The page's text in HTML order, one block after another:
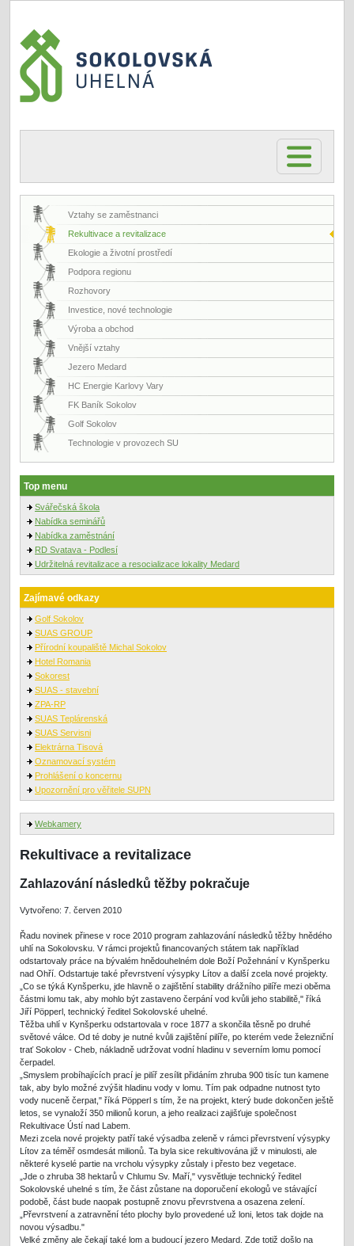
Vztahy se zaměstnanci
Rekultivace a revitalizace
Ekologie a životní prostředí
Podpora regionu
Rozhovory
Investice, nové technologie
Výroba a obchod
Vnější vztahy
Jezero Medard
HC Energie Karlovy Vary
FK Baník Sokolov
Golf Sokolov
Technologie v provozech SU
Top menu
Svářečská škola
Nabídka seminářů
Nabídka zaměstnání
RD Svatava - Podlesí
Udržitelná revitalizace a resocializace lokality Medard
Zajímavé odkazy
Golf Sokolov
SUAS GROUP
Přírodní koupaliště Michal Sokolov
Hotel Romania
Sokorest
SUAS - stavební
ZPA-RP
SUAS Teplárenská
SUAS Servisni
Elektrárna Tisová
Oznamovací systém
Prohlášení o koncernu
Upozornění pro věřitele SUPN
Webkamery
Rekultivace a revitalizace
Zahlazování následků těžby pokračuje
Vytvořeno: 7. červen 2010
Řadu novinek přinese v roce 2010 program zahlazování následků těžby hnědého
uhlí na Sokolovsku. V rámci projektů financovaných státem tak například
odstartovaly práce na bývalém hnědouhelném dole Boží Požehnání v Kynšperku
nad Ohří. Odstartuje také převrstvení výsypky Lítov a další zcela nové projekty.
„Co se týká Kynšperku, jde hlavně o zajištění stability drážního pilíře mezi oběma
částmi lomu tak, aby mohlo být zastaveno čerpání vod kvůli jeho stabilitě," říká
Jiří Pöpperl, technický ředitel Sokolovské uhelné.
Těžba uhlí v Kynšperku odstartovala v roce 1877 a skončila těsně po druhé
světové válce. Od té doby je nutné kvůli zajištění pilíře, po kterém vede železniční
trať Sokolov - Cheb, nákladně udržovat vodní hladinu v severním lomu pomocí
čerpadel.
„Smyslem probíhajících prací je pilíř zesílit přidáním zhruba 900 tisíc tun kamene
tak, aby bylo možné zvýšit hladinu vody v lomu. Tím pak odpadne nutnost tyto
vody nuceně čerpat," říká Pöpperl s tím, že na projekt, který bude dokončen ještě
letos, se vynaloží 350 milionů korun, a jeho realizaci zajišťuje společnost
Rekultivace Ústí nad Labem.
Mezi zcela nové projekty patří také výsadba zeleně v rámci převrstvení výsypky
Lítov za téměř osmdesát milionů. Ta byla sice rekultivována již v minulosti, ale
některé kyselé partie na vrcholu výsypky zůstaly i přesto bez vegetace.
„Jde o zhruba 38 hektarů v Chlumu Sv. Maří," vysvětluje technický ředitel
Sokolovské uhelné s tím, že část zůstane na doporučení ekologů ve stávající
podobě, část bude naopak postupně znovu převrstvena a osazena zelení.
„Převrstvení a zatravnění této plochy bylo provedené už loni, letos tak dojde na
novou výsadbu."
Velké změny ale čekají také lom a budoucí jezero Medard. Zde totiž došlo na